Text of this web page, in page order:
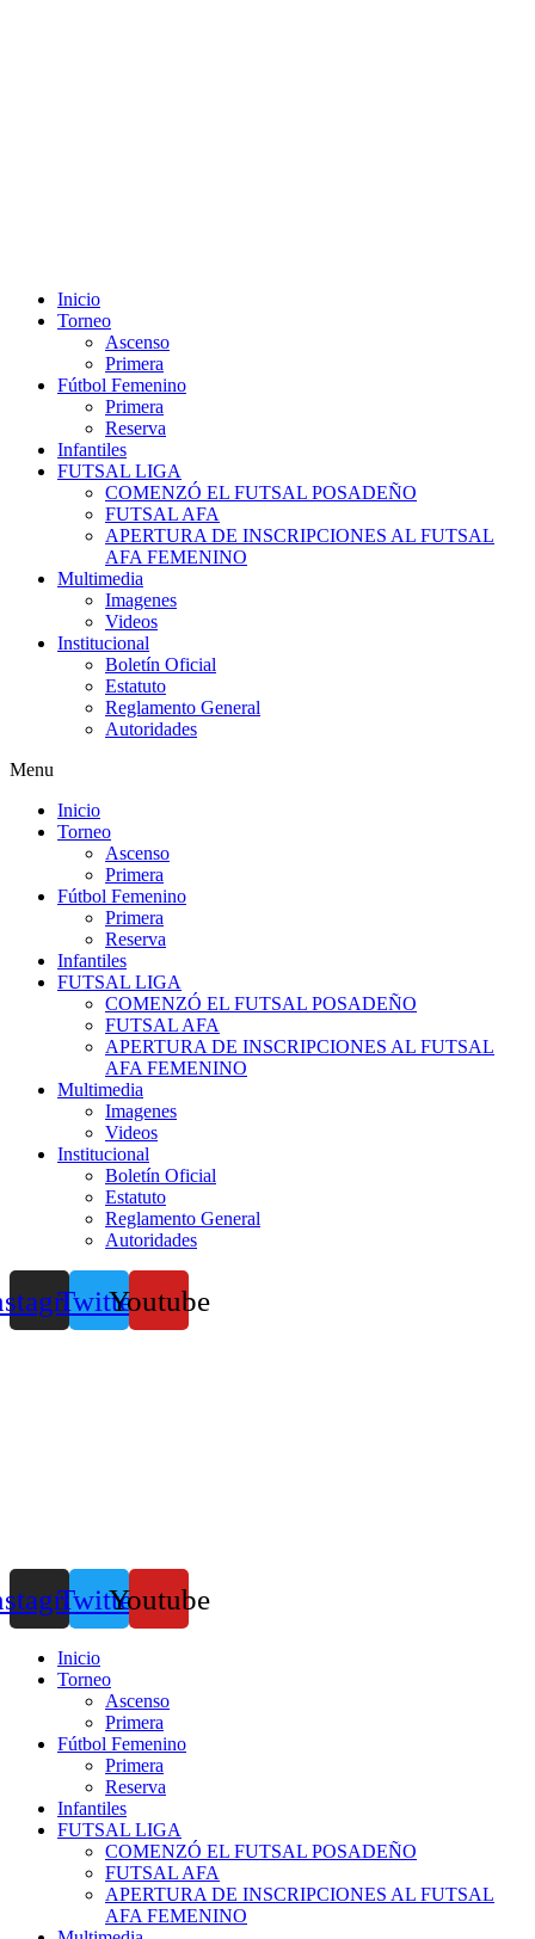
Inicio
Torneo
Ascenso
Primera
Fútbol Femenino
Primera
Reserva
Infantiles
FUTSAL LIGA
COMENZÓ EL FUTSAL POSADEÑO
FUTSAL AFA
APERTURA DE INSCRIPCIONES AL FUTSAL
AFA FEMENINO
Multimedia
Imagenes
Videos
Institucional
Boletín Oficial
Estatuto
Reglamento General
Autoridades
Menu
Inicio
Torneo
Ascenso
Primera
Fútbol Femenino
Primera
Reserva
Infantiles
FUTSAL LIGA
COMENZÓ EL FUTSAL POSADEÑO
FUTSAL AFA
APERTURA DE INSCRIPCIONES AL FUTSAL
AFA FEMENINO
Multimedia
Imagenes
Videos
Institucional
Boletín Oficial
Estatuto
Reglamento General
Autoridades
TwitterYoutube
TwitterYoutube
Inicio
Torneo
Ascenso
Primera
Fútbol Femenino
Primera
Reserva
Infantiles
FUTSAL LIGA
COMENZÓ EL FUTSAL POSADEÑO
FUTSAL AFA
APERTURA DE INSCRIPCIONES AL FUTSAL
AFA FEMENINO